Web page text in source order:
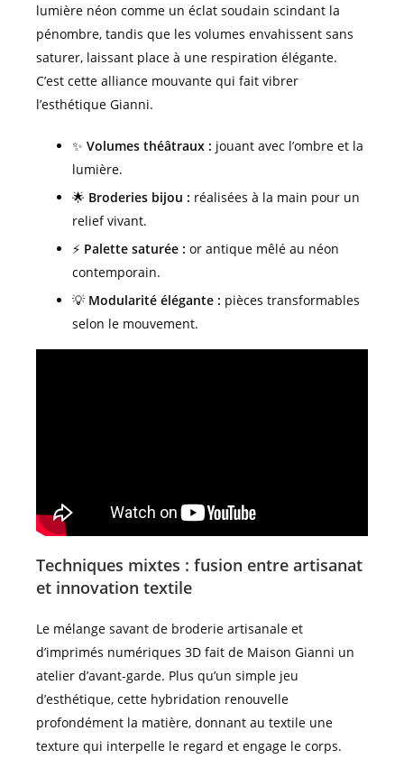
lumière néon comme un éclat soudain scindant la
pénombre, tandis que les volumes envahissent sans
saturer, laissant place à une respiration élégante.
C’est cette alliance mouvante qui fait vibrer
l’esthétique Gianni.
✨ Volumes théâtraux : jouant avec l’ombre et la
lumière.
🌟 Broderies bijou : réalisées à la main pour un
relief vivant.
⚡ Palette saturée : or antique mêlé au néon
contemporain.
💡 Modularité élégante : pièces transformables
selon le mouvement.
Techniques mixtes : fusion entre artisanat
et innovation textile
Le mélange savant de broderie artisanale et
d’imprimés numériques 3D fait de Maison Gianni un
atelier d’avant-garde. Plus qu’un simple jeu
d’esthétique, cette hybridation renouvelle
profondément la matière, donnant au textile une
texture qui interpelle le regard et engage le corps.